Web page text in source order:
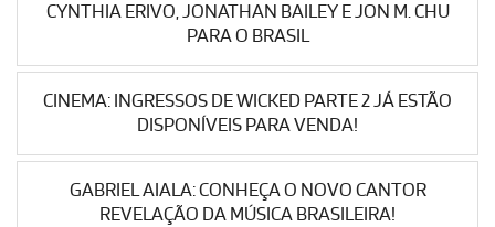
CYNTHIA ERIVO, JONATHAN BAILEY E JON M. CHU
PARA O BRASIL
CINEMA: INGRESSOS DE WICKED PARTE 2 JÁ ESTÃO
DISPONÍVEIS PARA VENDA!
GABRIEL AIALA: CONHEÇA O NOVO CANTOR
REVELAÇÃO DA MÚSICA BRASILEIRA!